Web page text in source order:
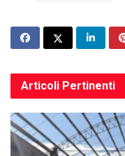
Articoli Pertinenti